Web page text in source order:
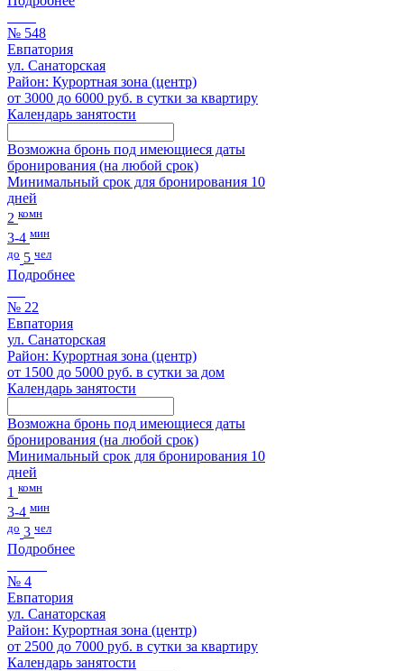
№ 548
Евпатория
ул. Санаторская
Район: Курортная зона (центр)
от 3000 до 6000 руб. в сутки за квартиру
Календарь занятости
Возможна бронь под имеющиеся даты
бронирования (на любой срок)
Минимальный срок для бронирования 10
дней
2 комн
3-4 мин
до 5 чел
Подробнее
№ 22
Евпатория
ул. Санаторская
Район: Курортная зона (центр)
от 1500 до 5000 руб. в сутки за дом
Календарь занятости
Возможна бронь под имеющиеся даты
бронирования (на любой срок)
Минимальный срок для бронирования 10
дней
1 комн
3-4 мин
до 3 чел
Подробнее
№ 4
Евпатория
ул. Санаторская
Район: Курортная зона (центр)
от 2500 до 7000 руб. в сутки за квартиру
Календарь занятости